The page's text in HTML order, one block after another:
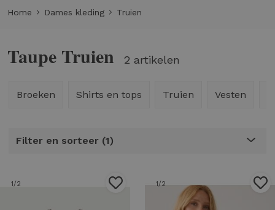
Home Dames kleding Truien
Taupe Truien 2 artikelen
Broeken Shirts en tops Truien Vesten
Filter en sorteer 1
1/2 1/2